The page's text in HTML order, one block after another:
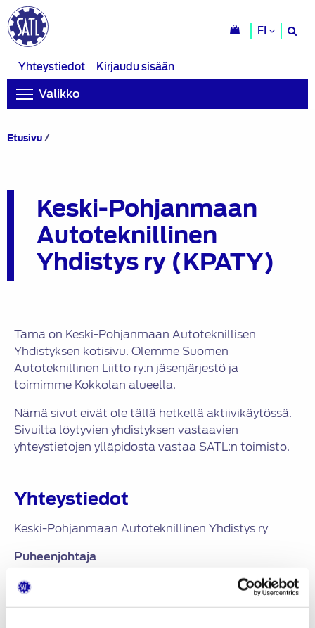
FI
Yhteystiedot
Kirjaudu sisään
Valikko
Etusivu/Keski-
(KPATY)
Keski-Pohjanmaan
Autoteknillinen
Yhdistys ry (KPATY)
Tämä on Keski-Pohjanmaan Autoteknillisen
Yhdistyksen kotisivu. Olemme Suomen
Autoteknillinen Liitto ry:n jäsenjärjestö ja
toimimme Kokkolan alueella.
Nämä sivut eivät ole tällä hetkellä aktiivikäytössä.
Sivuilta löytyvien yhdistyksen vastaavien
yhteystietojen ylläpidosta vastaa SATL:n toimisto.
Yhteystiedot
Keski-Pohjanmaan Autoteknillinen Yhdistys ry
Puheenjohtaja
Vaeltajantie 10
67400 Kokkola